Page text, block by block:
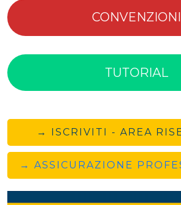
CONVENZIONI
TUTORIAL
→ ISCRIVITI - AREA
→ ASSICURAZIONE